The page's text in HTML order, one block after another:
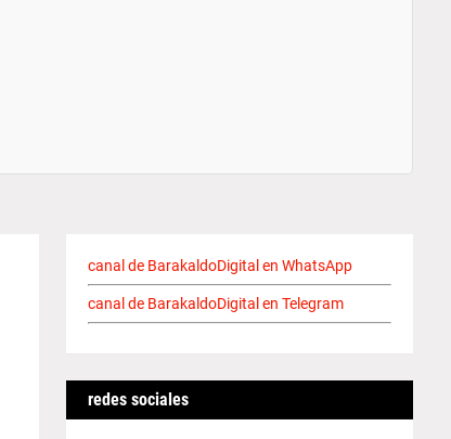
canal de BarakaldoDigital en WhatsApp
canal de BarakaldoDigital en Telegram
redes sociales